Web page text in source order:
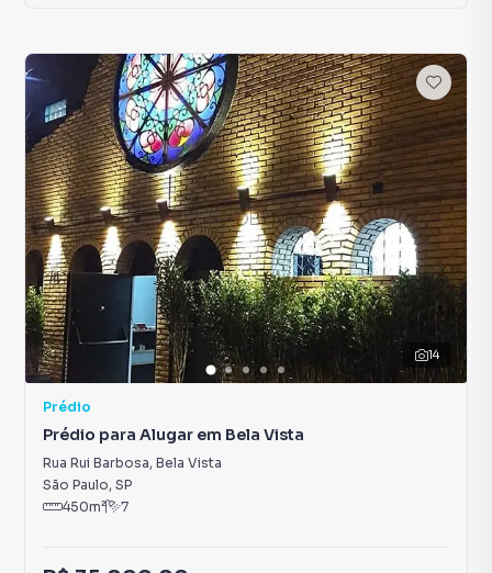
14
Prédio
Prédio para Alugar em Bela Vista
Rua Rui Barbosa, Bela Vista
São Paulo, SP
450m² 7